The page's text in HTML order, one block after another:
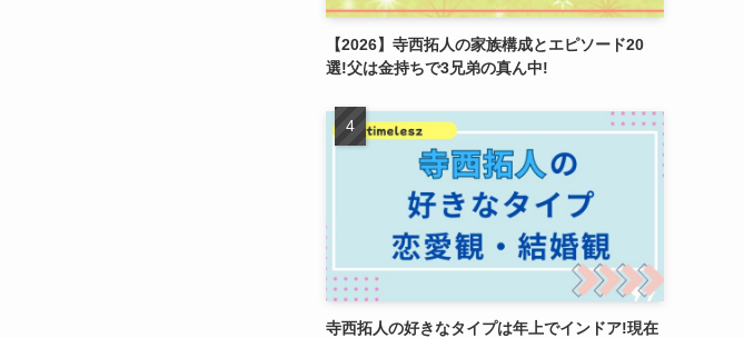
【2026】寺西拓人の家族構成とエピソード20
選!父は金持ちで3兄弟の真ん中!
寺西拓人の好きなタイプは年上でインドア!現在